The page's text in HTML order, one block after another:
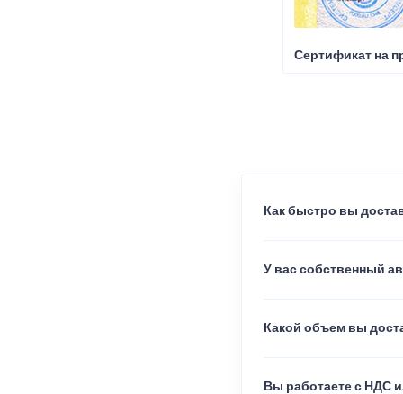
Сертификат на
Как быстро вы
У вас собственный
Какой объем вы
Вы работаете с НДС